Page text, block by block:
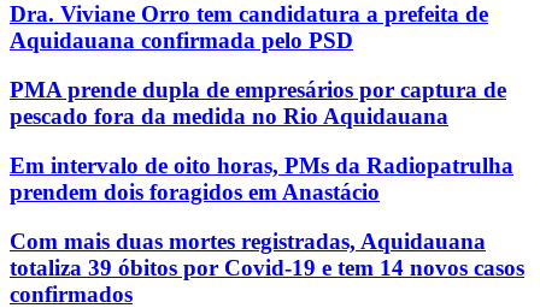
Dra. Viviane Orro tem candidatura a prefeita de
Aquidauana confirmada pelo PSD
PMA prende dupla de empresários por captura de
pescado fora da medida no Rio Aquidauana
Em intervalo de oito horas, PMs da Radiopatrulha
prendem dois foragidos em Anastácio
Com mais duas mortes registradas, Aquidauana
totaliza 39 óbitos por Covid-19 e tem 14 novos casos
confirmados